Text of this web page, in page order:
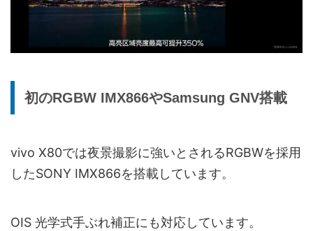
初のRGBW IMX866やSamsung GNV搭載
vivo X80では夜景撮影に強いとされるRGBWを採用
したSONY IMX866を搭載しています。
OIS 光学式手ぶれ補正にも対応しています。